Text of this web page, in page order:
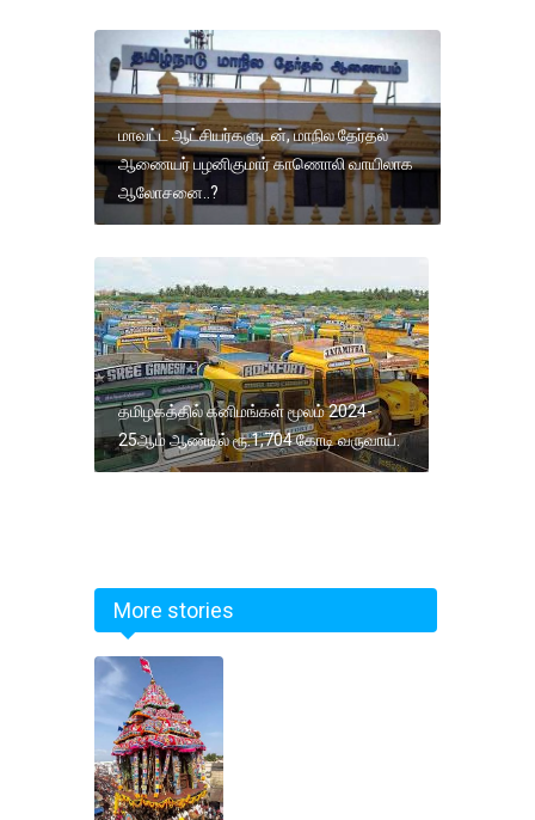
மாவட்ட ஆட்சியர்களுடன், மாநில தேர்தல்
ஆணையர் பழனிகுமார் காணொலி வாயிலாக
ஆலோசனை..?
தமிழகத்தில் கனிமங்கள் மூலம் 2024-
25ஆம் ஆண்டில் ரூ.1,704 கோடி வருவாய்.
More stories